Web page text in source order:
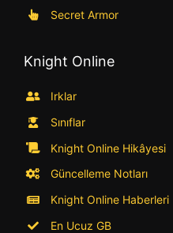
Secret Armor
Knight Online
Irklar
Sınıflar
Knight Online Hikâyesi
Güncelleme Notları
Knight Online Haberleri
En Ucuz GB